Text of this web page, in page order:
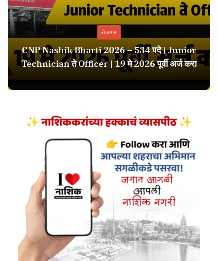
रोजगार
CNP Nashik Bharti 2026 – 534 पदे | Junior
Technician ते Officer | 19 मे 2026 पूर्वी अर्ज करा